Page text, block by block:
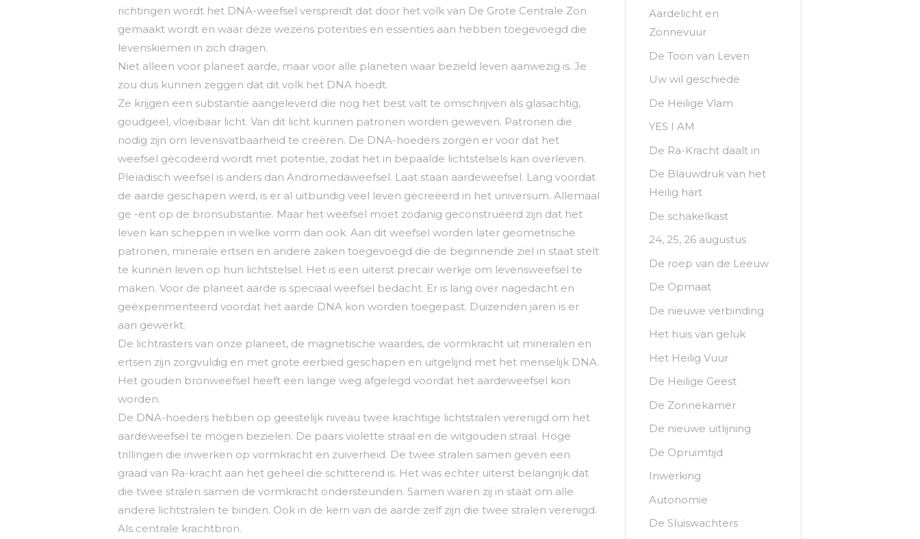
richtingen wordt het DNA-weefsel verspreidt dat door het volk van De Grote Centrale Zon
gemaakt wordt en waar deze wezens potenties en essenties aan hebben toegevoegd die
levenskiemen in zich dragen.
Niet alleen voor planeet aarde, maar voor alle planeten waar bezield leven aanwezig is. Je
zou dus kunnen zeggen dat dit volk het DNA hoedt.
Ze krijgen een substantie aangeleverd die nog het best valt te omschrijven als glasachtig,
goudgeel, vloeibaar licht. Van dit licht kunnen patronen worden geweven. Patronen die
nodig zijn om levensvatbaarheid te creëren. De DNA-hoeders zorgen er voor dat het
weefsel gecodeerd wordt met potentie, zodat het in bepaalde lichtstelsels kan overleven.
Pleïadisch weefsel is anders dan Andromedaweefsel. Laat staan aardeweefsel. Lang voordat
de aarde geschapen werd, is er al uitbundig veel leven gecreëerd in het universum. Allemaal
ge -ent op de bronsubstantie. Maar het weefsel moet zodanig geconstrueerd zijn dat het
leven kan scheppen in welke vorm dan ook. Aan dit weefsel worden later geometrische
patronen, minerale ertsen en andere zaken toegevoegd die de beginnende ziel in staat stelt
te kunnen leven op hun lichtstelsel. Het is een uiterst precair werkje om levensweefsel te
maken. Voor de planeet aarde is speciaal weefsel bedacht. Er is lang over nagedacht en
geëxperimenteerd voordat het aarde DNA kon worden toegepast. Duizenden jaren is er
aan gewerkt.
De lichtrasters van onze planeet, de magnetische waardes, de vormkracht uit mineralen en
ertsen zijn zorgvuldig en met grote eerbied geschapen en uitgelijnd met het menselijk DNA.
Het gouden bronweefsel heeft een lange weg afgelegd voordat het aardeweefsel kon
worden.
De DNA-hoeders hebben op geestelijk niveau twee krachtige lichtstralen verenigd om het
aardeweefsel te mogen bezielen. De paars violette straal en de witgouden straal. Hoge
trillingen die inwerken op vormkracht en zuiverheid. De twee stralen samen geven een
graad van Ra-kracht aan het geheel die schitterend is. Het was echter uiterst belangrijk dat
die twee stralen samen de vormkracht ondersteunden. Samen waren zij in staat om alle
andere lichtstralen te binden. Ook in de kern van de aarde zelf zijn die twee stralen verenigd.
Als centrale krachtbron.
Aardelicht en
Zonnevuur
De Toon van Leven
Uw wil geschiede
De Heilige Vlam
YES I AM
De Ra-Kracht daalt in
De Blauwdruk van het
Heilig hart
De schakelkast
24, 25, 26 augustus
De roep van de Leeuw
De Opmaat
De nieuwe verbinding
Het huis van geluk
Het Heilig Vuur
De Heilige Geest
De Zonnekamer
De nieuwe uitlijning
De Opruimtijd
Inwerking
Autonomie
De Sluiswachters